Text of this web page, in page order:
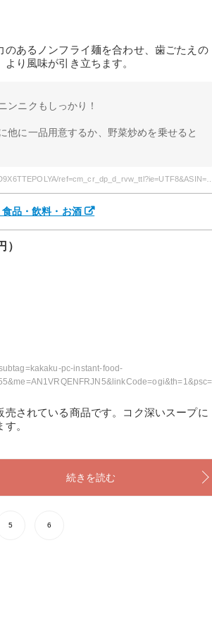
あるノンフライ麺を合わせ、歯ごたえの
り風味が引き立ちます。
ンニクもしっかり！
他に一品用意するか、野菜炒めを乗せると
品・飲料・お酒
pc-instant-food-
されている商品です。コク深いスープに
。
続きを読む
5 6